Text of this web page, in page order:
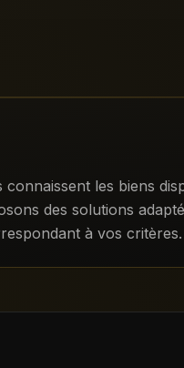
les biens
des solutions
à vos critères.